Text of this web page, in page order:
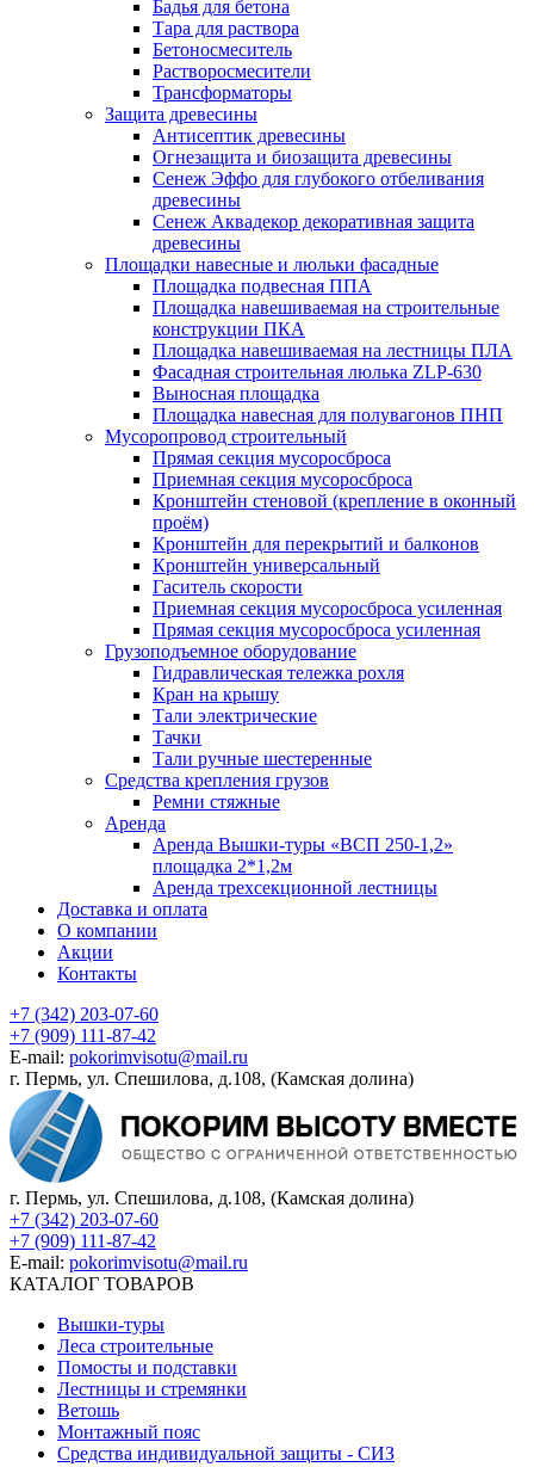
Бадья для бетона
Тара для раствора
Бетоносмеситель
Растворосмесители
Трансформаторы
Защита древесины
Антисептик древесины
Огнезащита и биозащита древесины
Сенеж Эффо для глубокого отбеливания
древесины
Сенеж Аквадекор декоративная защита
древесины
Площадки навесные и люльки фасадные
Площадка подвесная ППА
Площадка навешиваемая на строительные
конструкции ПКА
Площадка навешиваемая на лестницы ПЛА
Фасадная строительная люлька ZLP-630
Выносная площадка
Площадка навесная для полувагонов ПНП
Мусоропровод строительный
Прямая секция мусоросброса
Приемная секция мусоросброса
Кронштейн стеновой (крепление в оконный
проём)
Кронштейн для перекрытий и балконов
Кронштейн универсальный
Гаситель скорости
Приемная секция мусоросброса усиленная
Прямая секция мусоросброса усиленная
Грузоподъемное оборудование
Гидравлическая тележка рохля
Кран на крышу
Тали электрические
Тачки
Тали ручные шестеренные
Средства крепления грузов
Ремни стяжные
Аренда
Аренда Вышки-туры «ВСП 250-1,2»
площадка 2*1,2м
Аренда трехсекционной лестницы
Доставка и оплата
О компании
Акции
Контакты
+7 (342) 203-07-60
+7 (909) 111-87-42
E-mail: pokorimvisotu@mail.ru
г. Пермь, ул. Спешилова, д.108, (Камская долина)
г. Пермь, ул. Спешилова, д.108, (Камская долина)
+7 (342) 203-07-60
+7 (909) 111-87-42
E-mail: pokorimvisotu@mail.ru
КАТАЛОГ ТОВАРОВ
Вышки-туры
Леса строительные
Помосты и подставки
Лестницы и стремянки
Ветошь
Монтажный пояс
Средства индивидуальной защиты - СИЗ